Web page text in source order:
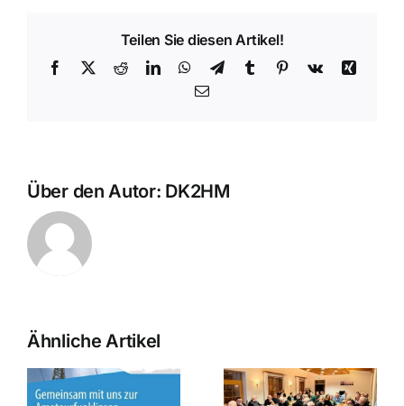
Teilen Sie diesen Artikel!
Facebook
X RedditLinkedInWhatsApp
TelegramTumblr Pinterest
Vk
Xing
E-
Über den Autor: DK2HM
Ähnliche Artikel